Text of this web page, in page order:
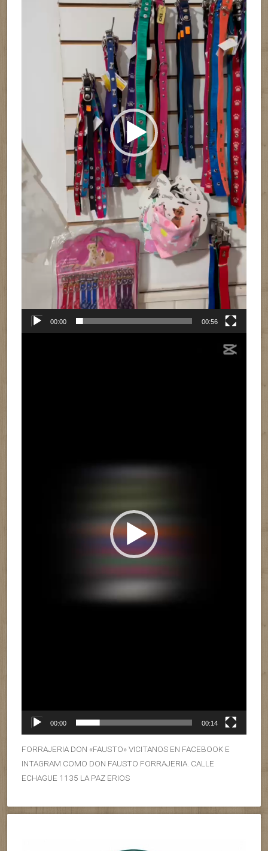
00:00 00:56
00:00 00:14
FORRAJERIA DON «FAUSTO» VICITANOS EN FACEBOOK E
INTAGRAM COMO DON FAUSTO FORRAJERIA. CALLE
ECHAGUE 1135 LA PAZ ERIOS